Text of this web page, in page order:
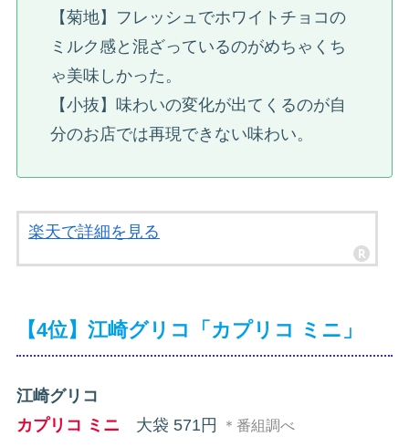
【菊地】フレッシュでホワイトチョコの
ミルク感と混ざっているのがめちゃくち
ゃ美味しかった。
【小抜】味わいの変化が出てくるのが自
分のお店では再現できない味わい。
楽天で詳細を見る
【4位】江崎グリコ「カプリコ ミニ」
江崎グリコ
カプリコ ミニ 大袋 571円 ＊番組調べ